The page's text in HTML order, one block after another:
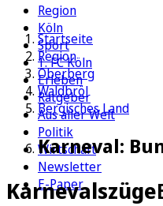
Region
Köln
Sport
1. FC Köln
Erleben
Ratgeber
Aus aller Welt
Politik
Wirtschaft
Newsletter
E-Paper
Startseite
Region
Oberberg
Waldbröl
Bergisches Land
Karneval:
Karnevalszüge